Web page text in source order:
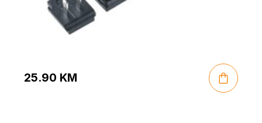
25.90 KM